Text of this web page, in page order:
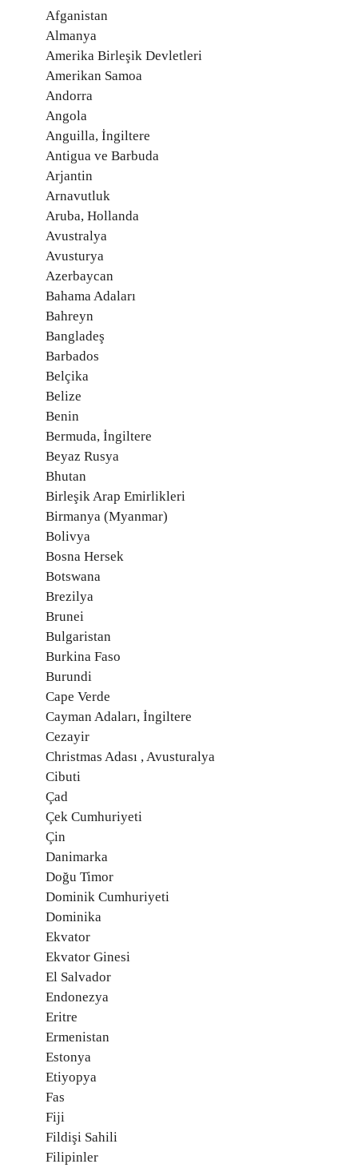
Afganistan
Almanya
Amerika Birleşik Devletleri
Amerikan Samoa
Andorra
Angola
Anguilla, İngiltere
Antigua ve Barbuda
Arjantin
Arnavutluk
Aruba, Hollanda
Avustralya
Avusturya
Azerbaycan
Bahama Adaları
Bahreyn
Bangladeş
Barbados
Belçika
Belize
Benin
Bermuda, İngiltere
Beyaz Rusya
Bhutan
Birleşik Arap Emirlikleri
Birmanya (Myanmar)
Bolivya
Bosna Hersek
Botswana
Brezilya
Brunei
Bulgaristan
Burkina Faso
Burundi
Cape Verde
Cayman Adaları, İngiltere
Cezayir
Christmas Adası , Avusturalya
Cibuti
Çad
Çek Cumhuriyeti
Çin
Danimarka
Doğu Timor
Dominik Cumhuriyeti
Dominika
Ekvator
Ekvator Ginesi
El Salvador
Endonezya
Eritre
Ermenistan
Estonya
Etiyopya
Fas
Fiji
Fildişi Sahili
Filipinler